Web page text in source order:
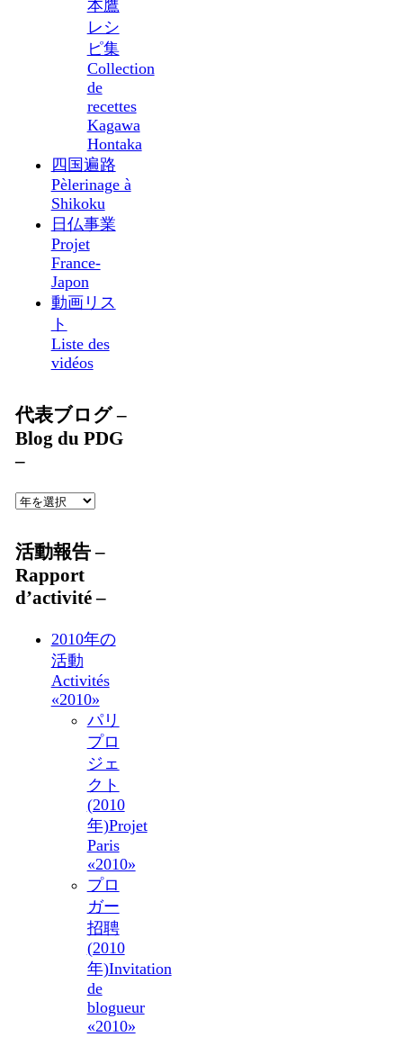
本鷹
レシ
ピ集
Collection
de
recettes
Kagawa
Hontaka
四国遍路
Pèlerinage à
Shikoku
日仏事業
Projet
France-
Japon
動画リス
ト
Liste des
vidéos
代表ブログ –
Blog du PDG
–
活動報告 –
Rapport
d’activité –
2010年の
活動
Activités
«2010»
パリ
プロ
ジェ
クト
(2010
年)Projet
Paris
«2010»
プロ
ガー
招聘
(2010
年)Invitation
de
blogueur
«2010»